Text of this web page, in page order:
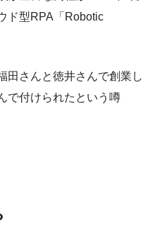
ド型RPA「Robotic
田さんと徳井さんで創業し
で付けられたという噂